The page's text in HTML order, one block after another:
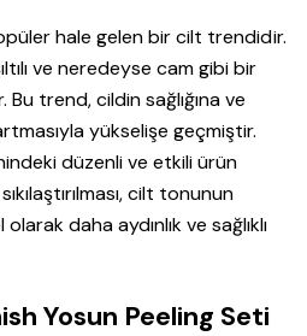
hale gelen bir cilt trendidir.
ve neredeyse cam gibi bir
Bu trend, cildin sağlığına ve
yükselişe geçmiştir.
düzenli ve etkili ürün
cilt tonunun
daha aydınlık ve sağlıklı
Yosun Peeling Seti